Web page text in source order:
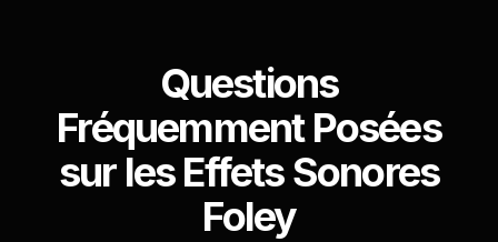
Questions
Fréquemment Posées
sur les Effets Sonores
Foley